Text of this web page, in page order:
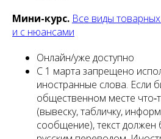
Мини-курс. Все виды
и с нюансами
Онлайн/уже доступно
С 1 марта запрещено
иностранные слова. Если
общественном месте
(вывеску, табличку,
сообщение), текст должен